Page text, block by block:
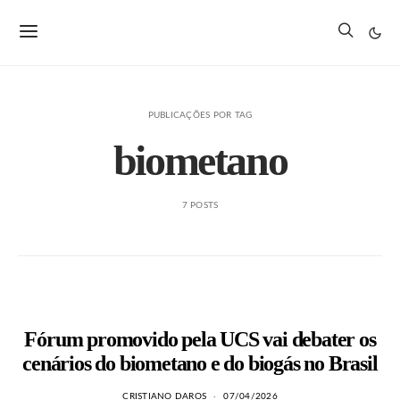
PUBLICAÇÕES POR TAG
biometano
7 POSTS
Fórum promovido pela UCS vai debater os
cenários do biometano e do biogás no Brasil
CRISTIANO DAROS 07/04/2026